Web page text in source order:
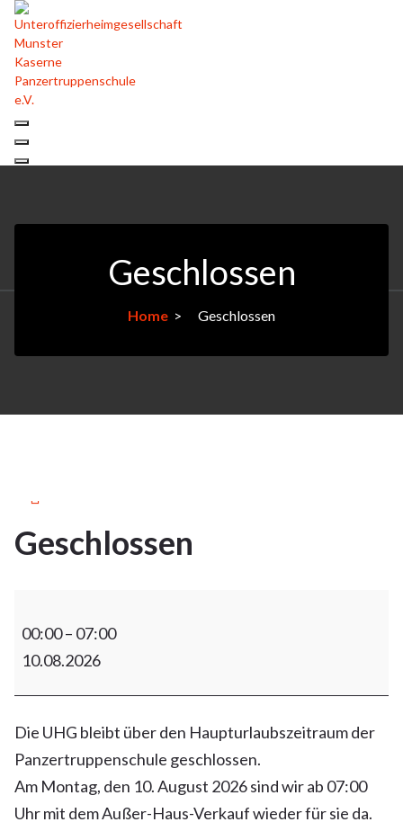
Geschlossen
Home > Geschlossen
2
Geschlossen
00:00– 07:00
10.08.2026
Die UHG bleibt über den Haupturlaubszeitraum der
Panzertruppenschule geschlossen.
Am Montag, den 10. August 2026 sind wir ab 07:00
Uhr mit dem Außer-Haus-Verkauf wieder für sie da.